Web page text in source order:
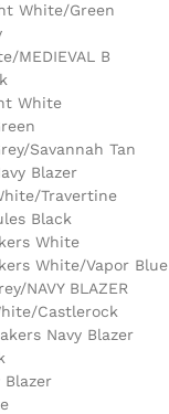
White/Green
MEDIEVAL B
White
Savannah Tan
Blazer
Travertine
Black
White
White/Vapor Blue
NAVY BLAZER
Castlerock
Navy Blazer
Blazer